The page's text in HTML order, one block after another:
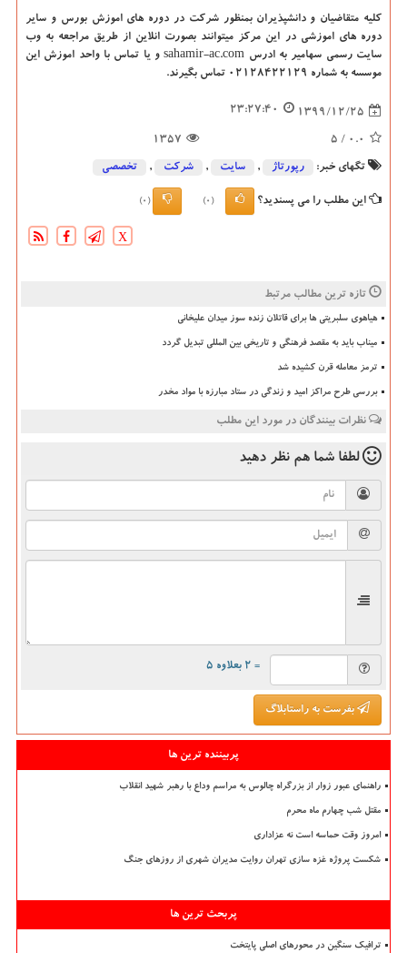
کلیه متقاضیان و دانشپذیران بمنظور شرکت در دوره های اموزش بورس و سایر
دوره های اموزشی در این مرکز میتوانند بصورت انلاین از طریق مراجعه به وب
سایت رسمی سهامیر به ادرس sahamir-ac.comو یا تماس با واحد اموزش این
موسسه به شماره 02128422129 تماس بگیرند.
1399/12/25
23:27:40
0.0
/ 5
1357
تگهای خبر: رپورتاژ , سایت , شركت , تخصصی
این مطلب را می پسندید؟ (0)
(0)
X
تازه ترین مطالب مرتبط
هیاهوی سلبریتی ها برای قاتلان زنده سوز میدان علیخانی
میناب باید به مقصد فرهنگی و تاریخی بین المللی تبدیل گردد
ترمز معامله قرن کشیده شد
بررسی طرح مراکز امید و زندگی در ستاد مبارزه با مواد مخدر
نظرات بینندگان در مورد این مطلب
لطفا شما هم نظر دهید
= ۲ بعلاوه ۵
بفرست به راستابلاگ
پربیننده ترین ها
راهنمای عبور زوار از بزرگراه چالوس به مراسم وداع با رهبر شهید انقلاب
مقتل شب چهارم ماه محرم
امروز وقت حماسه است نه عزاداری
شکست پروژه غزه سازی تهران روایت مدیران شهری از روزهای جنگ
پربحث ترین ها
ترافیک سنگین در محورهای اصلی پایتخت